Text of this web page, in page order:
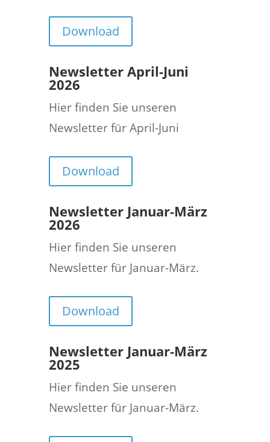
Download
Newsletter April-Juni
2026
Hier finden Sie unseren
Newsletter für April-Juni
Download
Newsletter Januar-März
2026
Hier finden Sie unseren
Newsletter für Januar-März.
Download
Newsletter Januar-März
2025
Hier finden Sie unseren
Newsletter für Januar-März.